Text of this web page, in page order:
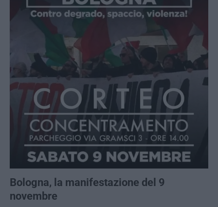
Bologna, la manifestazione del 9
novembre